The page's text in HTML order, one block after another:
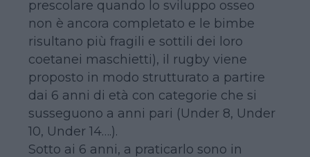
prescolare quando lo sviluppo osseo
non è ancora completato e le bimbe
risultano più fragili e sottili dei loro
coetanei maschietti), il rugby viene
proposto in modo strutturato a partire
dai 6 anni di età con categorie che si
susseguono a anni pari (Under 8, Under
10, Under 14….).
Sotto ai 6 anni, a praticarlo sono in